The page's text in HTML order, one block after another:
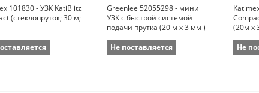
101830 - УЗК KatiBlitz
(стеклопруток; 30 м;
Greenlee 52055298 - мини
УЗК с быстрой системой
подачи прутка (20 м х 3 мм )
Не поставляется
(20м х
Не